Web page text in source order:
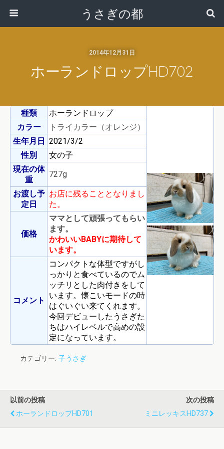
うさぎの都
2014年12月31日
ホーランドロップHD702
種類
ホーランドロップ
カラー
トライカラー（オレンジ）
生年月日 2021/3/2
性別
女の子
現在の体
重
727g
お渡し予
定日
お店に残ることとなりまし
た。
価格
ママとして頑張ってもらい
ます。
かわいいBABYに期待して
います。
コメント
コンパクトな体型ですがし
っかりと食べているのでム
ッチリとした肉付きをして
います。懐こいモードの時
はぐいぐい来てくれます。
今回デビューしたうさぎた
ちはハイレベルで高めの設
定になっています。
カテゴリー: 子うさぎ
以前の投稿
ホーランドロップHD701
次の投稿
ミニレッキスHD737